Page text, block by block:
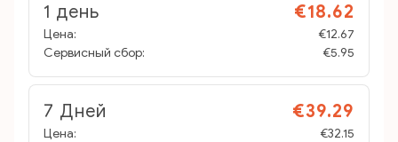
1 день €18.62
Цена:
€12.67
Сервисный сбор:
€5.95
7 Дней €39.29
Цена:
€32.15